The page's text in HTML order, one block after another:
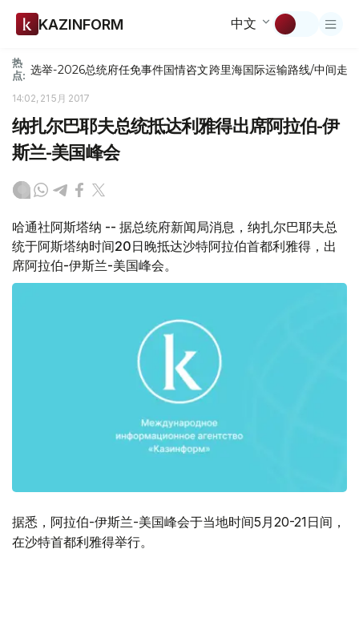
KAZINFORM 中文
热
点: 选举-2026总统府任免事件国情咨文跨里海国际运输路线/中间走廊
14:02, 21 5月 2017
纳扎尔巴耶夫总统抵达利雅得出席阿拉伯-伊
斯兰-美国峰会
哈通社阿斯塔纳 -- 据总统府新闻局消息，纳扎尔巴耶夫总
统于阿斯塔纳时间20日晚抵达沙特阿拉伯首都利雅得，出
席阿拉伯-伊斯兰-美国峰会。
据悉，阿拉伯-伊斯兰-美国峰会于当地时间5月20-21日间，
在沙特首都利雅得举行。